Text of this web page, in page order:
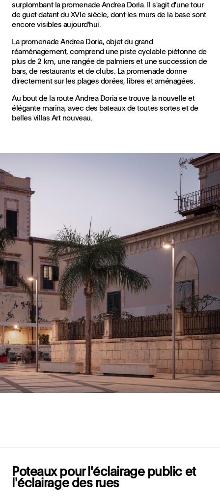
surplombant la promenade Andrea Doria. Il s'agit d'une tour
de guet datant du XVIe siècle, dont les murs de la base sont
encore visibles aujourd'hui.
La promenade Andrea Doria, objet du grand
réaménagement, comprend une piste cyclable piétonne de
plus de 2 km, une rangée de palmiers et une succession de
bars, de restaurants et de clubs. La promenade donne
directement sur les plages dorées, libres et aménagées.
Au bout de la route Andrea Doria se trouve la nouvelle et
élégante marina, avec des bateaux de toutes sortes et de
belles villas Art nouveau.
Poteaux pour l'éclairage public et
l'éclairage des rues